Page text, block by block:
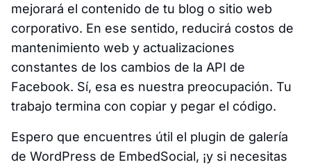
mejorará el contenido de tu blog o sitio web
corporativo. En ese sentido, reducirá costos de
mantenimiento web y actualizaciones
constantes de los cambios de la API de
Facebook. Sí, esa es nuestra preocupación. Tu
trabajo termina con copiar y pegar el código.
Espero que encuentres útil el plugin de galería
de WordPress de EmbedSocial, ¡y si necesitas